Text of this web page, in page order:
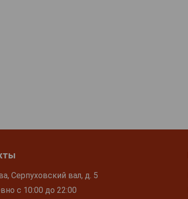
Серпуховский вал, д. 5
с 10:00 до 22:00